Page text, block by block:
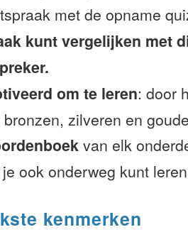
met de opname
kunt vergelijken met
om te leren: door
zilveren en
van elk
ook onderweg kunt
kenmerken